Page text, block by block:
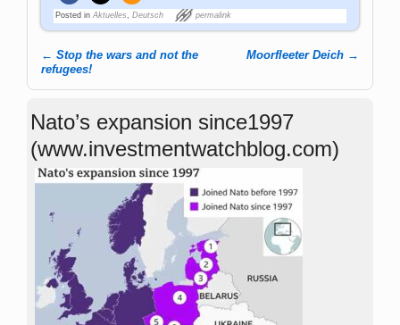
Posted in Aktuelles ,Deutsch permalink
Post navigation
← Stop the wars and not the
refugees!
Moorfleeter Deich →
Nato’s expansion since1997
(www.investmentwatchblog.com)